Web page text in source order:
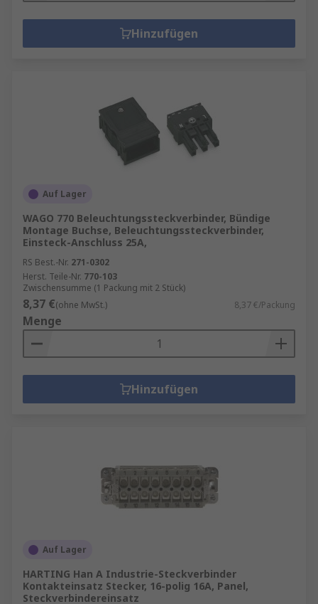
Hinzufügen
Auf Lager
WAGO 770 Beleuchtungssteckverbinder, Bündige
Montage Buchse, Beleuchtungssteckverbinder,
Einsteck-Anschluss 25A,
RS Best.-Nr. 271-0302
Herst. Teile-Nr. 770-103
Zwischensumme (1 Packung mit 2 Stück)
8,37 €(ohne MwSt.) 8,37 €/Packung
Menge
Hinzufügen
Auf Lager
HARTING Han A Industrie-Steckverbinder
Kontakteinsatz Stecker, 16-polig 16A, Panel,
Steckverbindereinsatz